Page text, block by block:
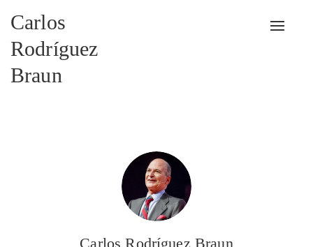
Carlos
Rodríguez
Braun
Carlos Rodríguez Braun